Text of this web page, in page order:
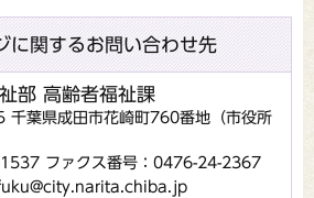
に関するお問い合わせ先
部 高齢者福祉課
千葉県成田市花崎町760番地（市役所
1537 ファクス番号：0476-24-2367